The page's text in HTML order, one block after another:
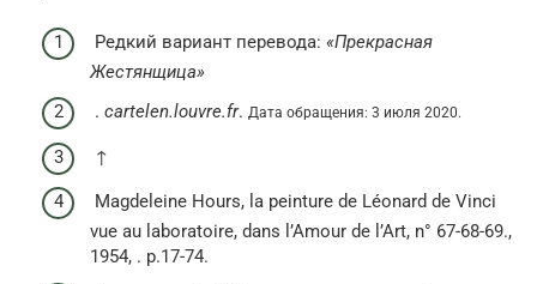
Редкий вариант перевода: «Прекрасная
Жестянщица»
. cartelen.louvre.fr. Дата обращения: 3 июля 2020.
↑
Magdeleine Hours, la peinture de Léonard de Vinci
vue au laboratoire, dans l’Amour de l’Art, n° 67-68-69.,
1954, . p.17-74.